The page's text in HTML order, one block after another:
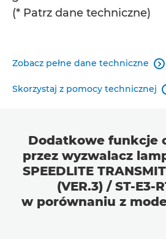
(* Patrz dane techniczne)
Zobacz pełne dane techniczne 
Skorzystaj z pomocy technicznej
Dodatkowe funkcje
przez wyzwalacz
SPEEDLITE
(VER.3) / ST-E3-
w porównaniu z